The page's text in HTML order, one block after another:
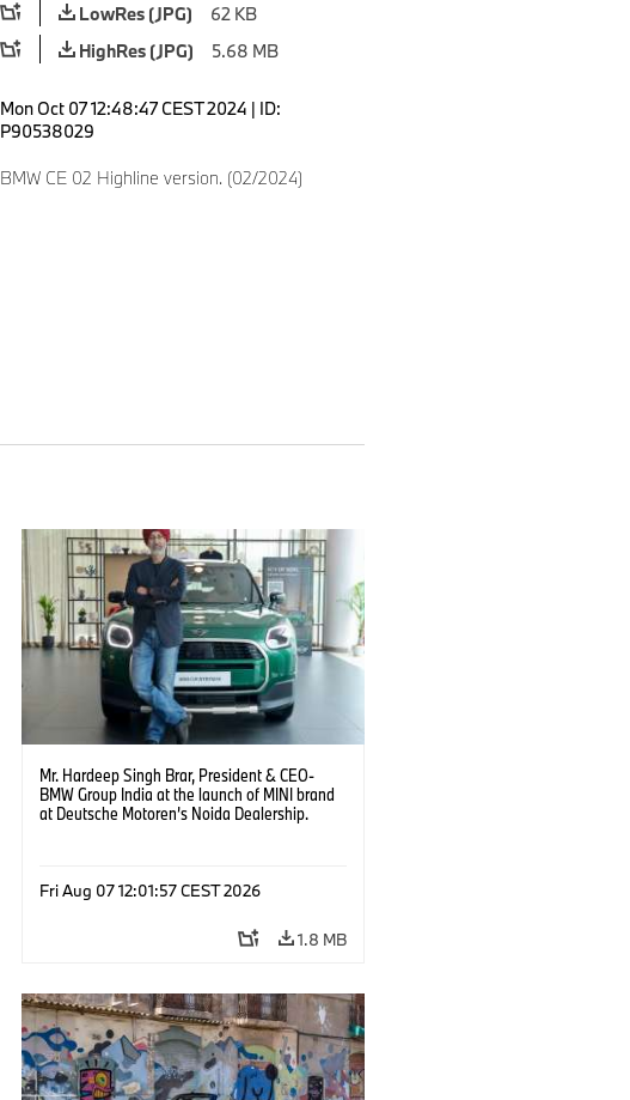
LowRes (JPG)
62 KB
HighRes (JPG)
5.68 MB
Mon Oct 07 12:48:47 CEST 2024 | ID:
P90538029
BMW CE 02 Highline version. (02/2024)
Mr. Hardeep Singh Brar, President & CEO-
BMW Group India at the launch of MINI brand
at Deutsche Motoren’s Noida Dealership.
Fri Aug 07 12:01:57 CEST 2026
1.8 MB